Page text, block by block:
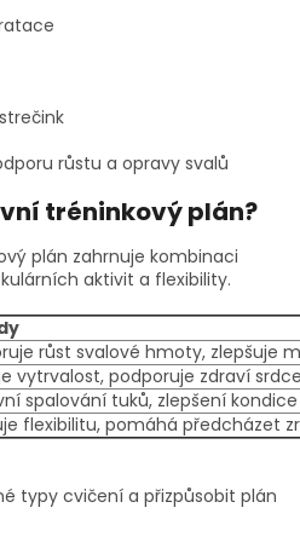
růstu a opravy svalů
tréninkový plán?
plán zahrnuje kombinaci
aktivit a flexibility.
růst svalové hmoty, zlepšuje
vytrvalost, podporuje zdraví
spalování tuků, zlepšení kondice
flexibilitu, pomáhá předcházet
typy cvičení a přizpůsobit plán